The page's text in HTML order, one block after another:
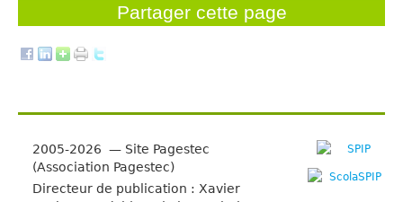
Partager cette page
2005-2026 — Site Pagestec
(Association Pagestec)
Directeur de publication : Xavier